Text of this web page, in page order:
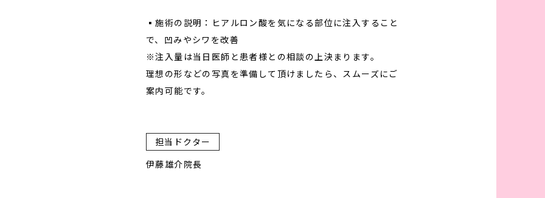
▪︎︎施術の説明：ヒアルロン酸を気になる部位に注入すること
で、凹みやシワを改善
※注入量は当日医師と患者様との相談の上決まります。
理想の形などの写真を準備して頂けましたら、スムーズにご
案内可能です。
担当ドクター
伊藤雄介院長